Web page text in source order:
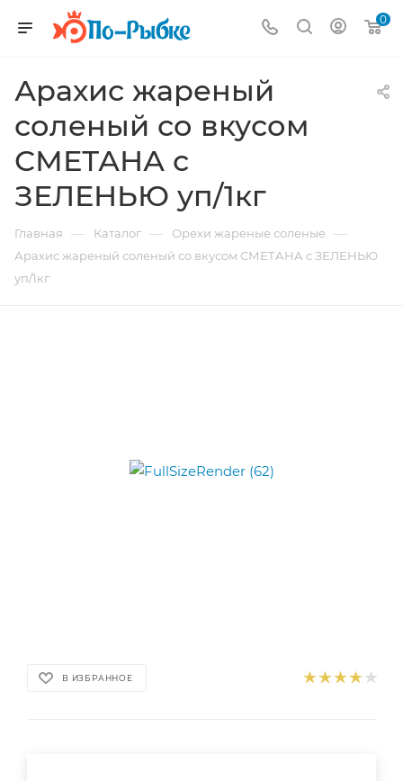
0
Арахис жареный
соленый со вкусом
СМЕТАНА с
ЗЕЛЕНЬЮ уп/1кг
Главная — Каталог — Орехи жареные соленые —
Арахис жареный соленый со вкусом СМЕТАНА с ЗЕЛЕНЬЮ
уп/1кг
В ИЗБРАННОЕ